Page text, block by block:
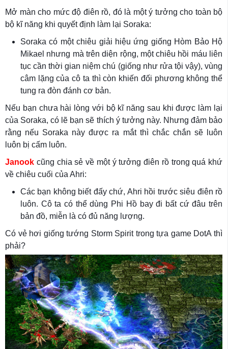
Mở màn cho mức độ điên rồ, đó là một ý tưởng cho toàn bộ
bộ kĩ năng khi quyết định làm lại Soraka:
Soraka có một chiêu giải hiệu ứng giống Hòm Bảo Hộ
Mikael nhưng mà trên diện rộng, một chiêu hồi máu liên
tục cần thời gian niệm chú (giống như rửa tội vậy), vùng
câm lặng của cô ta thì còn khiến đối phương không thể
tung ra đòn đánh cơ bản.
Nếu bạn chưa hài lòng với bộ kĩ năng sau khi được làm lại
của Soraka, có lẽ bạn sẽ thích ý tưởng này. Nhưng đảm bảo
rằng nếu Soraka này được ra mắt thì chắc chắn sẽ luôn
luôn bị cấm luôn.
Janook cũng chia sẻ về một ý tưởng điên rồ trong quá khứ
về chiêu cuối của Ahri:
Các bạn không biết đấy chứ, Ahri hồi trước siêu điên rồ
luôn. Cô ta có thể dùng Phi Hồ bay đi bất cứ đâu trên
bản đồ, miễn là có đủ năng lượng.
Có vẻ hơi giống tướng Storm Spirit trong tựa game DotA thì
phải?